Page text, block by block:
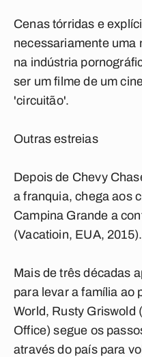
Cenas tórridas e
necessariamente uma
na indústria
ser um filme de um
'circuitão'.
Outras estreias
Depois de Chevy
a franquia, chega aos
Campina Grande a
(Vacatioin, EUA, 2015).
Mais de três décadas
para levar a família ao
World, Rusty Griswold
Office) segue os
através do país para